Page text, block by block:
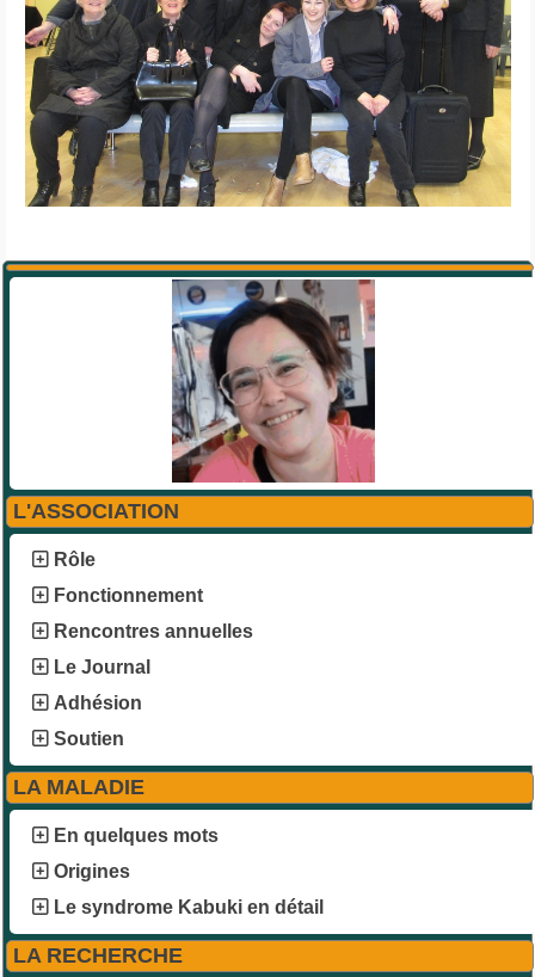
L'ASSOCIATION
Rôle
Fonctionnement
Rencontres annuelles
Le Journal
Adhésion
Soutien
LA MALADIE
En quelques mots
Origines
Le syndrome Kabuki en détail
LA RECHERCHE